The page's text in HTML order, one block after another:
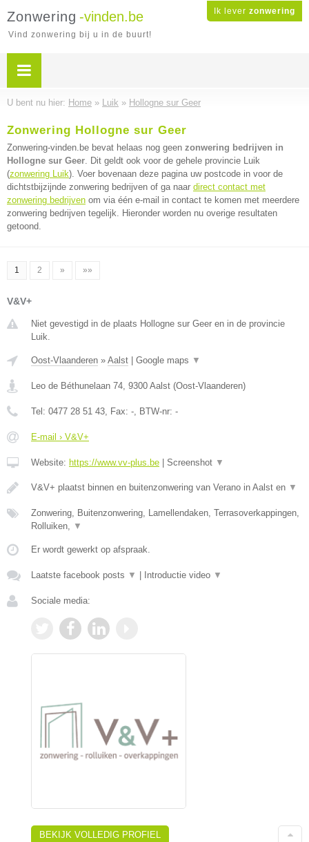
Ik lever zonwering
Zonwering -vinden.be
Vind zonwering bij u in de buurt!
U bent nu hier: Home » Luik » Hollogne sur Geer
Zonwering Hollogne sur Geer
Zonwering-vinden.be bevat helaas nog geen zonwering bedrijven in
Hollogne sur Geer. Dit geldt ook voor de gehele provincie Luik
(zonwering Luik). Voer bovenaan deze pagina uw postcode in voor de
dichtstbijzijnde zonwering bedrijven of ga naar direct contact met
zonwering bedrijven om via één e-mail in contact te komen met meerdere
zonwering bedrijven tegelijk. Hieronder worden nu overige resultaten
getoond.
1 2 » »»
V&V+
Niet gevestigd in de plaats Hollogne sur Geer en in de provincie
Luik.
Oost-Vlaanderen » Aalst Google maps ▼
Leo de Béthunelaan 74, 9300 Aalst (Oost-Vlaanderen)
Tel: 0477 28 51 43, Fax: -, BTW-nr: -
E-mail › V&V+
Website: https://www.vv-plus.be Screenshot ▼
V&V+ plaatst binnen en buitenzonwering van Verano in Aalst en ▼
Zonwering, Buitenzonwering, Lamellendaken, Terrasoverkappingen,
Rolluiken, ▼
Er wordt gewerkt op afspraak.
Laatste facebook posts ▼ Introductie video ▼
Sociale media:
BEKIJK VOLLEDIG PROFIEL